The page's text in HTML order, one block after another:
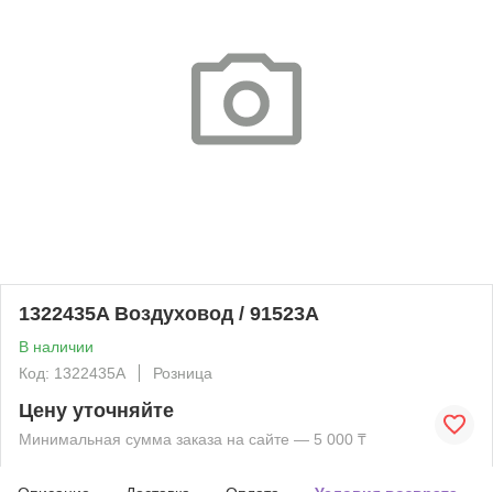
1322435A Воздуховод / 91523A
В наличии
Код: 1322435A
Розница
Цену уточняйте
Минимальная сумма заказа на сайте — 5 000 ₸